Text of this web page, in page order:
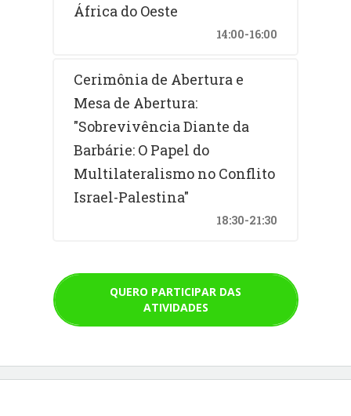
África do Oeste
14:00-16:00
Cerimônia de Abertura e
Mesa de Abertura:
"Sobrevivência Diante da
Barbárie: O Papel do
Multilateralismo no Conflito
Israel-Palestina"
18:30-21:30
QUERO PARTICIPAR DAS
ATIVIDADES